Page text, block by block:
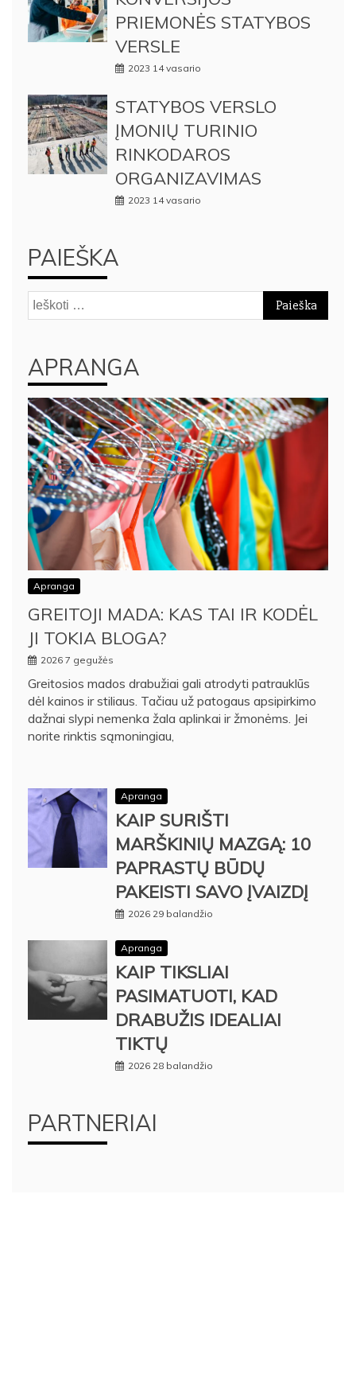
PRIEMONĖS STATYBOS
VERSLE
2023 14 vasario
STATYBOS VERSLO
ĮMONIŲ TURINIO
RINKODAROS
ORGANIZAVIMAS
2023 14 vasario
PAIEŠKA
Ieškoti:
APRANGA
Apranga
GREITOJI MADA: KAS TAI IR KODĖL
JI TOKIA BLOGA?
2026 7 gegužės
Greitosios mados drabužiai gali atrodyti patrauklūs
dėl kainos ir stiliaus. Tačiau už patogaus apsipirkimo
dažnai slypi nemenka žala aplinkai ir žmonėms. Jei
norite rinktis sąmoningiau,
Apranga
KAIP SURIŠTI
MARŠKINIŲ MAZGĄ: 10
PAPRASTŲ BŪDŲ
PAKEISTI SAVO ĮVAIZDĮ
2026 29 balandžio
Apranga
KAIP TIKSLIAI
PASIMATUOTI, KAD
DRABUŽIS IDEALIAI
TIKTŲ
2026 28 balandžio
PARTNERIAI